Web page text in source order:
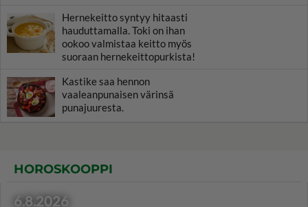
Hernekeitto syntyy hitaasti
hauduttamalla. Toki on ihan
ookoo valmistaa keitto myös
suoraan hernekeittopurkista!
Kastike saa hennon
vaaleanpunaisen värinsä
punajuuresta.
HOROSKOOPPI
6.8.2026